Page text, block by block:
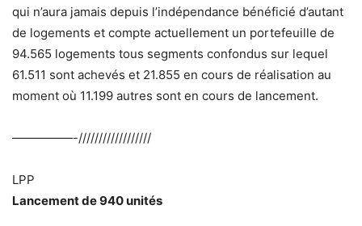
qui n’aura jamais depuis l’indépendance bénéficié d’autant
de logements et compte actuellement un portefeuille de
94.565 logements tous segments confondus sur lequel
61.511 sont achevés et 21.855 en cours de réalisation au
moment où 11.199 autres sont en cours de lancement.
—————-//////////////////
LPP
Lancement de 940 unités